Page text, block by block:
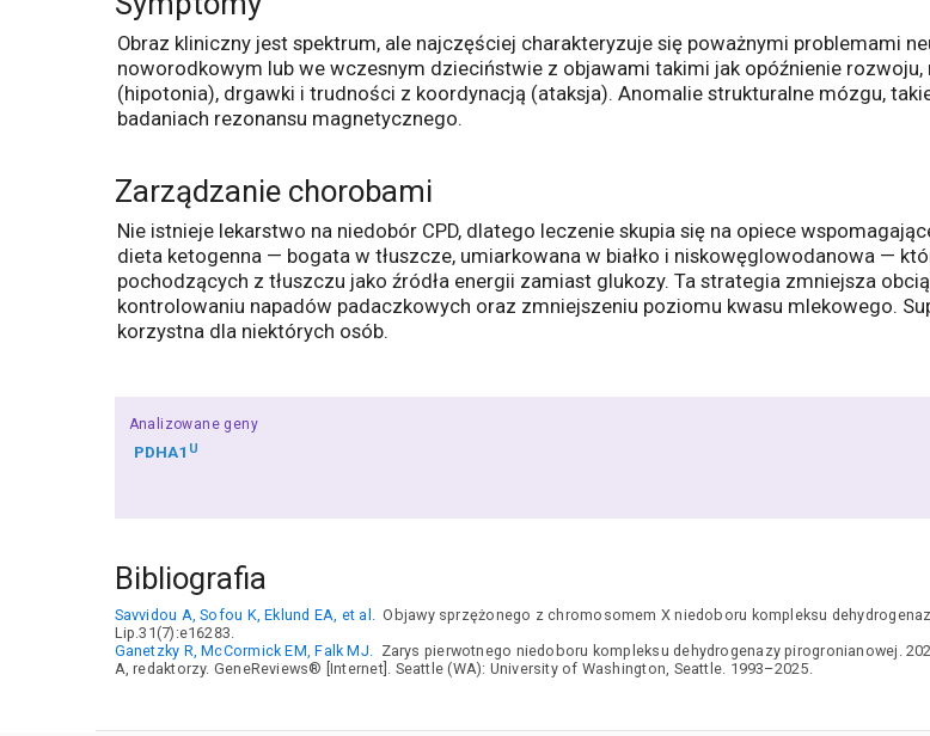
Obraz kliniczny jest spektrum, ale najczęściej charakteryzuje się poważnymi problemami
noworodkowym lub we wczesnym dzieciństwie z objawami takimi jak opóźnienie
(hipotonia), drgawki i trudności z koordynacją (ataksja). Anomalie strukturalne mózgu,
badaniach rezonansu magnetycznego.
Zarządzanie chorobami
Nie istnieje lekarstwo na niedobór CPD, dlatego leczenie skupia się na opiece
dieta ketogenna — bogata w tłuszcze, umiarkowana w białko i niskowęglowodanowa —
pochodzących z tłuszczu jako źródła energii zamiast glukozy. Ta strategia zmniejsza
kontrolowaniu napadów padaczkowych oraz zmniejszeniu poziomu kwasu mlekowego.
korzystna dla niektórych osób.
Analizowane geny
PDHA1U
Bibliografia
Savvidou A, Sofou K, Eklund EA, et al. Objawy sprzężonego z chromosomem X niedoboru kompleksu
Lip.31(7):e16283.
Ganetzky R, McCormick EM, Falk MJ. Zarys pierwotnego niedoboru kompleksu dehydrogenazy pirogronianowej.
A, redaktorzy. GeneReviews® [Internet]. Seattle (WA): University of Washington, Seattle. 1993–2025.